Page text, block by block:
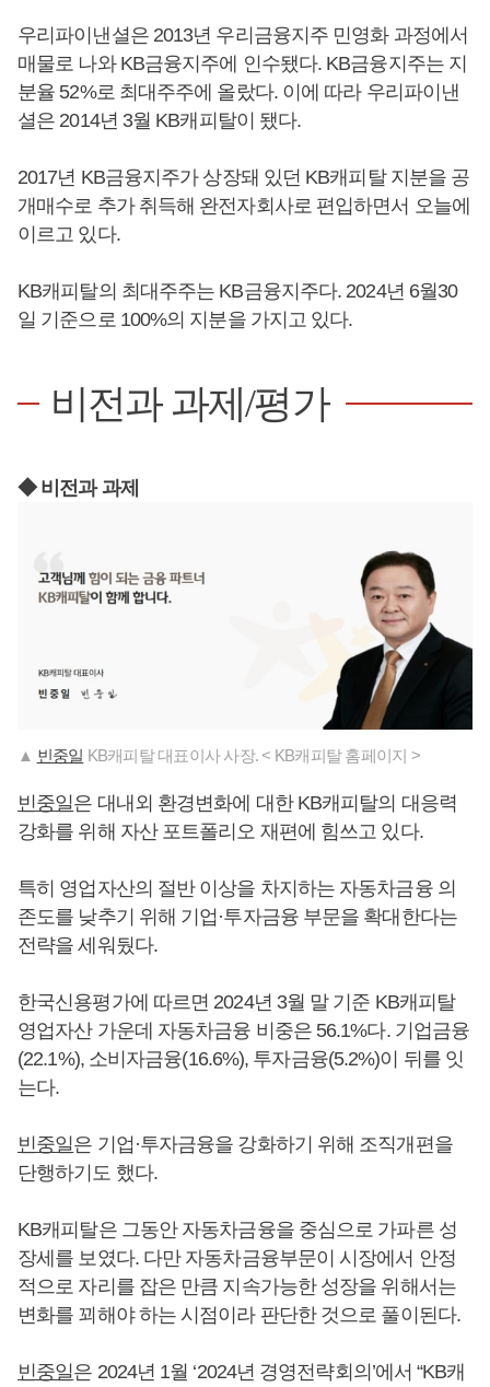
우리파이낸셜은 2013년 우리금융지주 민영화 과정에서
매물로 나와 KB금융지주에 인수됐다. KB금융지주는 지
분율 52%로 최대주주에 올랐다. 이에 따라 우리파이낸
셜은 2014년 3월 KB캐피탈이 됐다.
2017년 KB금융지주가 상장돼 있던 KB캐피탈 지분을 공
개매수로 추가 취득해 완전자회사로 편입하면서 오늘에
이르고 있다.
KB캐피탈의 최대주주는 KB금융지주다. 2024년 6월30
일 기준으로 100%의 지분을 가지고 있다.
비전과 과제/평가
◆ 비전과 과제
▲ 빈중일 KB캐피탈 대표이사 사장. < KB캐피탈 홈페이지 >
빈중일은 대내외 환경변화에 대한 KB캐피탈의 대응력
강화를 위해 자산 포트폴리오 재편에 힘쓰고 있다.
특히 영업자산의 절반 이상을 차지하는 자동차금융 의
존도를 낮추기 위해 기업·투자금융 부문을 확대한다는
전략을 세워뒀다.
한국신용평가에 따르면 2024년 3월 말 기준 KB캐피탈
영업자산 가운데 자동차금융 비중은 56.1%다. 기업금융
(22.1%), 소비자금융(16.6%), 투자금융(5.2%)이 뒤를 잇
는다.
빈중일은 기업·투자금융을 강화하기 위해 조직개편을
단행하기도 했다.
KB캐피탈은 그동안 자동차금융을 중심으로 가파른 성
장세를 보였다. 다만 자동차금융부문이 시장에서 안정
적으로 자리를 잡은 만큼 지속가능한 성장을 위해서는
변화를 꾀해야 하는 시점이라 판단한 것으로 풀이된다.
빈중일은 2024년 1월 ‘2024년 경영전략회의’에서 “KB캐